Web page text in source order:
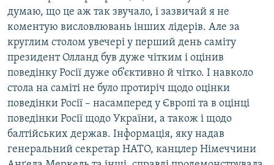
думаю, що це аж так звучало, і зазвичай я не
коментую висловлювань інших лідерів. Але за
круглим столом увечері у перший день саміту
президент Олланд був дуже чітким і оцінив
поведінку Росії дуже об’єктивно й чітко. І навколо
стола на саміті не було протиріч щодо оцінки
поведінки Росії – насамперед у Європі та в оцінці
поведінки Росії щодо України, а також і щодо
балтійських держав. Інформація, яку надав
генеральний секретар НАТО, канцлер Німеччини